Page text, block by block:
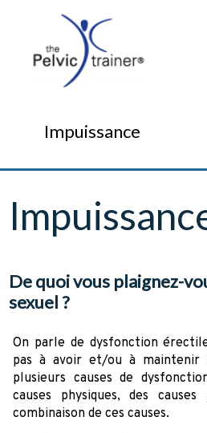
Impuissance
De quoi vous plaignez-
sexuel ?
On parle de dysfonction
pas à avoir et/ou à
plusieurs causes de
causes physiques, des
combinaison de ces causes.